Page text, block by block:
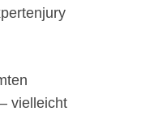
vielleicht